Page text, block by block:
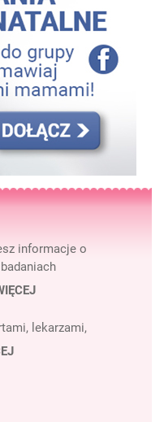
informacje o
lekarzami,